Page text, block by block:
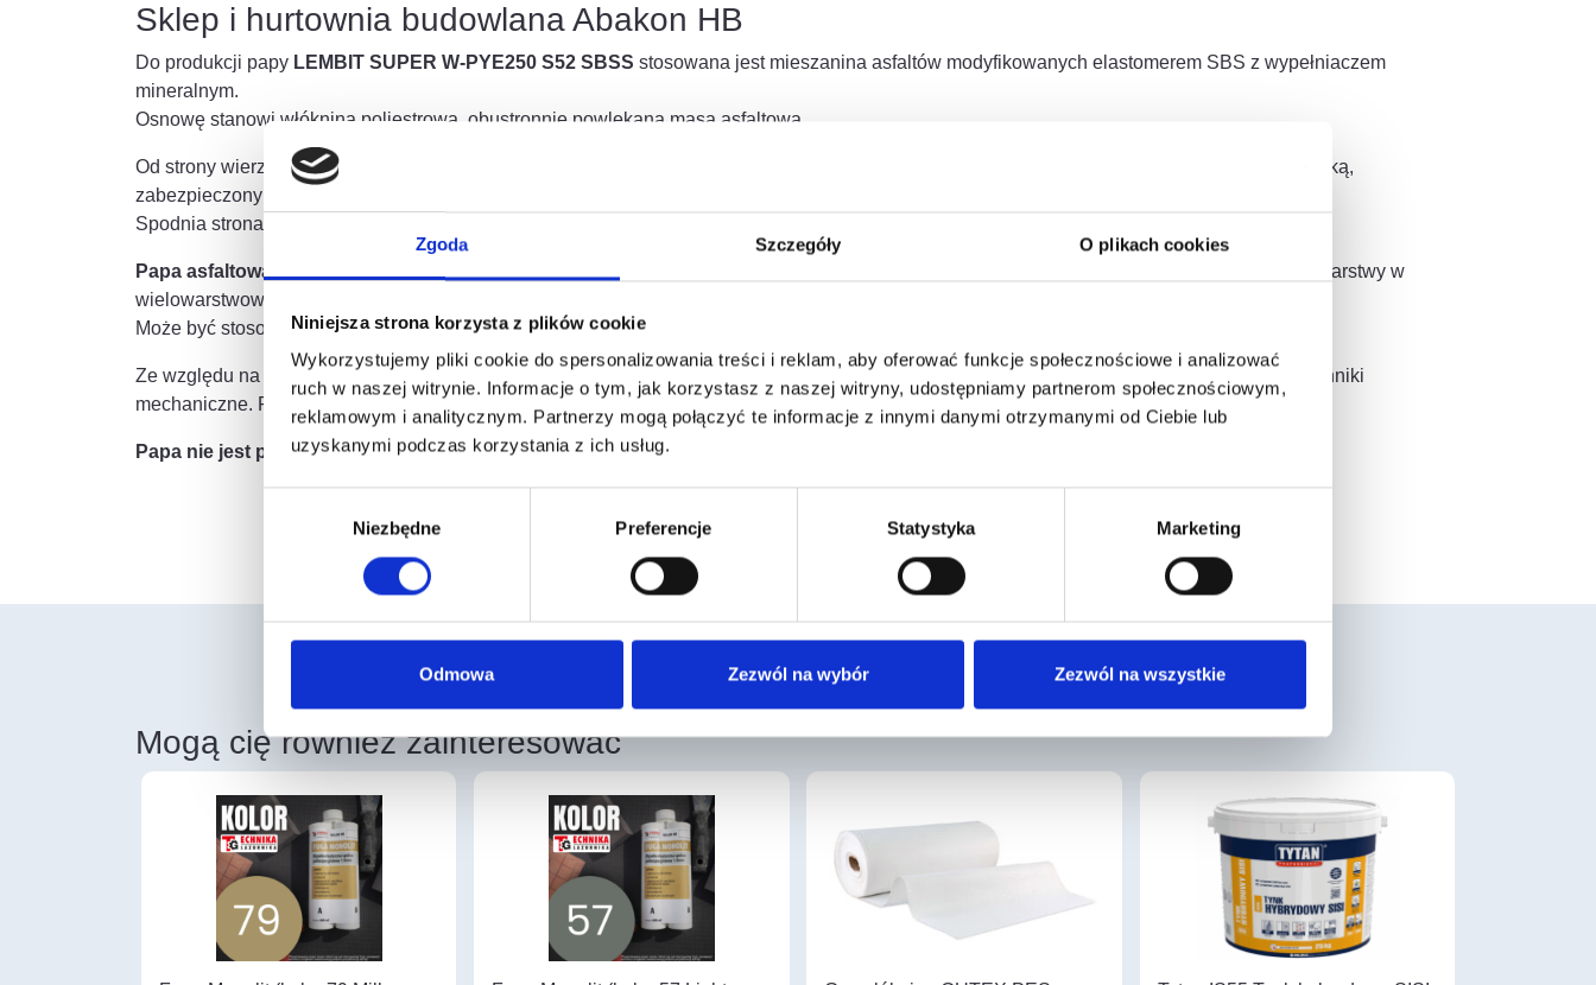
Zgoda Szczegóły O plikach cookies
Niniejsza strona korzysta z plików cookie
Wykorzystujemy pliki cookie do spersonalizowania treści i reklam, aby oferować funkcje społecznościowe i analizować
ruch w naszej witrynie. Informacje o tym, jak korzystasz z naszej witryny, udostępniamy partnerom społecznościowym,
reklamowym i analitycznym. Partnerzy mogą połączyć te informacje z innymi danymi otrzymanymi od Ciebie lub
uzyskanymi podczas korzystania z ich usług.
Niezbędne Preferencje Statystyka Marketing
Odmowa Zezwól na wybór Zezwól na wszystkie
Sklep i hurtownia budowlana Abakon HB
Do produkcji papy LEMBIT SUPER W-PYE250 S52 SBSS stosowana jest mieszanina asfaltów modyfikowanych elastomerem SBS z wypełniaczem
mineralnym.
Osnowę stanowi włóknina poliestrowa, obustronnie powlekana masą asfaltową.
Od strony wierzchniej znajduje się posypka gruboziarnista; wzdłuż jednego brzegu wstęgi umieszczono pas masy asfaltowej niepokryty posypką,
zabezpieczony folią z tworzywa sztucznego (HDPE) o szerokości 10 cm.
Spodnia strona papy pokryta jest folią z tworzywa sztucznego (HDPE).
Papa asfaltowa zgrzewalna wierzchniego krycia LEMBIT SUPER W-PYE250 S52 SBSS
przeznaczona jest do wykonywania wierzchniej warstwy w
wielowarstwowych pokryciach dachowych oraz do pokryć jednowarstwowych.
Może być stosowana zarówno przy nowych dachach, jak i do renowacji istniejących pokryć.
Ze względu na wysoką wytrzymałość i dużą zdolność wydłużenia przy rozciąganiu zaleca się jej stosowanie na izolacjach narażonych na czynniki
mechaniczne. Papę mocuje się do podłoża mechanicznie lub metodą zgrzewania.
Papa nie jest przeznaczona pod uprawy roślinne.
Mogą cię również zainteresować